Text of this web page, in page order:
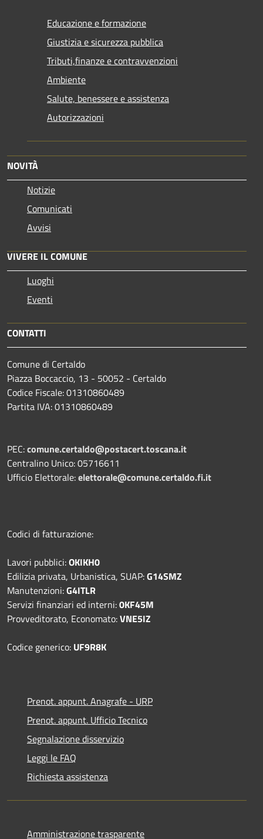
Educazione e formazione
Giustizia e sicurezza pubblica
Tributi,finanze e contravvenzioni
Ambiente
Salute, benessere e assistenza
Autorizzazioni
NOVITÀ
Notizie
Comunicati
Avvisi
VIVERE IL COMUNE
Luoghi
Eventi
CONTATTI
Comune di Certaldo
Piazza Boccaccio, 13 - 50052 - Certaldo
Codice Fiscale: 01310860489
Partita IVA: 01310860489
PEC:comune.certaldo@postacert.toscana.it
Centralino Unico: 05716611
Ufficio Elettorale:elettorale@comune.certaldo.fi.it
Codici di fatturazione:
Lavori pubblici:OKIKH0
Edilizia privata, Urbanistica, SUAP:G14SMZ
Manutenzioni:G4ITLR
Servizi finanziari ed interni:0KF45M
Provveditorato, Economato:VNE5IZ
Codice generico: UF9R8K
Prenot. appunt. Anagrafe - URP
Prenot. appunt. Ufficio Tecnico
Segnalazione disservizio
Leggi le FAQ
Richiesta assistenza
Amministrazione trasparente